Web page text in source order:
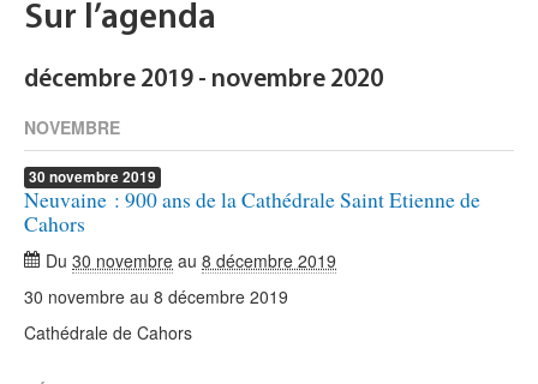
Agenda diocésain
Je donne
Sur l’agenda
décembre 2019 - novembre 2020
NOVEMBRE
30 novembre2019
Neuvaine : 900 ans de la Cathédrale Saint Etienne de
Cahors
Du 30 novembre au 8 décembre 2019
30 novembre au 8 décembre 2019
Cathédrale de Cahors